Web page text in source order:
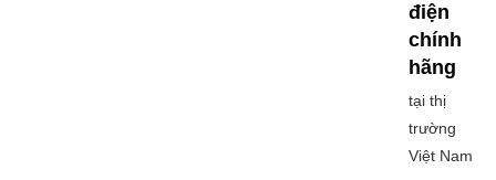
điện
chính
hãng
tại thị
trường
Việt Nam